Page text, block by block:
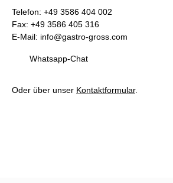
Telefon: +49 3586 404 002
Fax: +49 3586 405 316
E-Mail: info@gastro-gross.com
Whatsapp-Chat
Oder über unser Kontaktformular.